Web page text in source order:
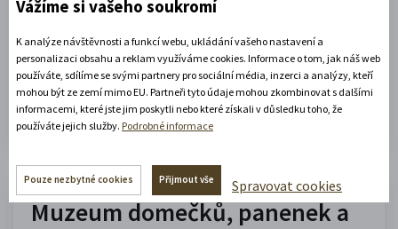
09.00 - 12.00,13.00 - 17.00
(platné od 1. 5. 2026 do 30. 9. 2026)
Zobrazit celou otevírací dobu
Zjistěte více
Muzeum domečků, panenek a
Vážíme si vašeho soukromí
K analýze návštěvnosti a funkcí webu, ukládání vašeho nastavení a
personalizaci obsahu a reklam využíváme cookies. Informace o tom, jak náš web
používáte, sdílíme se svými partnery pro sociální média, inzerci a analýzy, kteří
mohou být ze zemí mimo EU. Partneři tyto údaje mohou zkombinovat s dalšími
informacemi, které jste jim poskytli nebo které získali v důsledku toho, že
používáte jejich služby. Podrobné informace
Pouze nezbytné cookies Přijmout vše Spravovat cookies